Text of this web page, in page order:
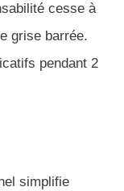
cesse à
grise barrée.
pendant 2
simplifie